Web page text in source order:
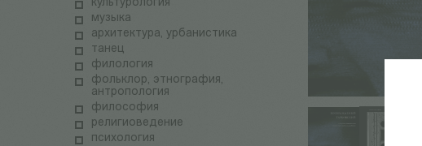
культурология
музыка
архитектура, урбанистика
танец
филология
фольклор, этнография,
антропология
философия
религиоведение
психология